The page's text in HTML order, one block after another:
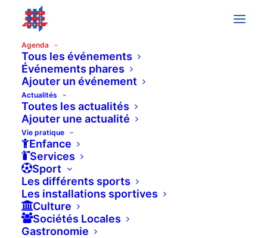
Agenda
Tous les événements
Événements phares
Ajouter un événement
Actualités
Toutes les actualités
Ajouter une actualité
Vie pratique
Enfance
Services
Sport
Les différents sports
Les installations sportives
Culture
Sociétés Locales
Gastronomie
octobre 2025
JEU
2